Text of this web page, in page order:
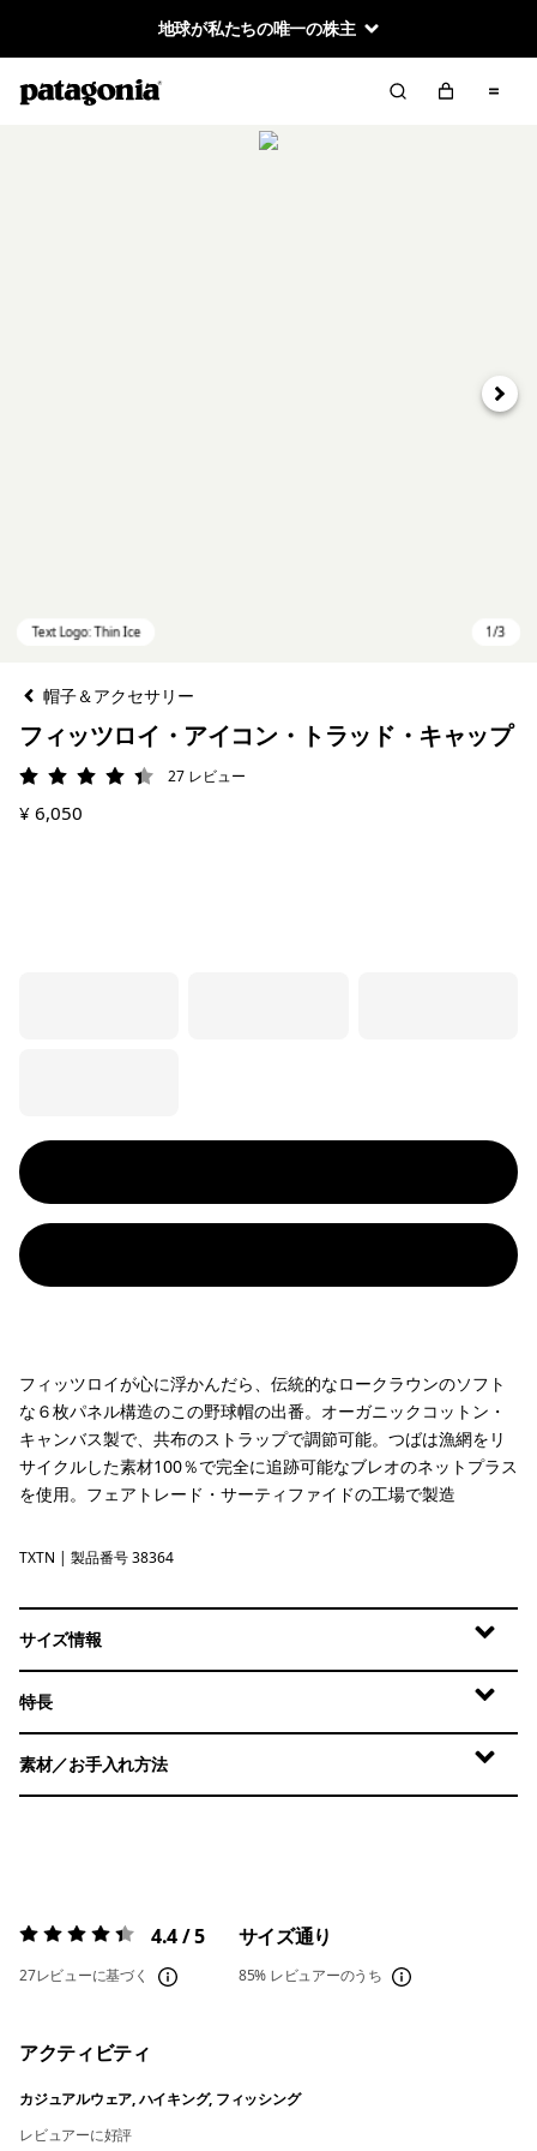
地球が私たちの唯一の株主
次へ
帽子＆アクセサリー
フィッツロイ・アイコン・トラッド・キャップ
評価: 4.4 / 5
27 レビュー
¥ 6,050
フィッツロイが心に浮かんだら、伝統的なロークラウンのソフト
な６枚パネル構造のこの野球帽の出番。オーガニックコットン・
キャンバス製で、共布のストラップで調節可能。つばは漁網をリ
サイクルした素材100％で完全に追跡可能なブレオのネットプラス
を使用。フェアトレード・サーティファイドの工場で製造
Text Logo: Thin Ice
TXTN | 製品番号 38364
サイズ情報
特長
素材／お手入れ方法
評価:4.4 / 5 4.4 / 5
27レビューに基づく
サイズ通り
85% レビュアーのうち
アクティビティ
カジュアルウェア, ハイキング, フィッシング
レビュアーに好評